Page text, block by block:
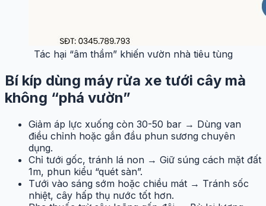
Tác hại “âm thầm” khiến vườn nhà tiêu tùng
Bí kíp dùng máy rửa xe tưới cây mà
không “phá vườn”
Giảm áp lực xuống còn 30-50 bar → Dùng van
điều chỉnh hoặc gắn đầu phun sương chuyên
dụng.
Chỉ tưới gốc, tránh lá non → Giữ súng cách mặt đất
1m, phun kiểu “quét sàn”.
Tưới vào sáng sớm hoặc chiều mát → Tránh sốc
nhiệt, cây hấp thụ nước tốt hơn.